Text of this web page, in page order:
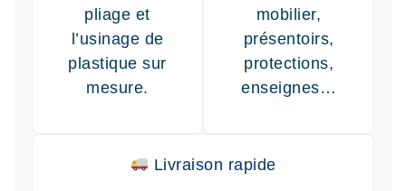
pliage et
l’usinage de
plastique sur
mesure.
mobilier,
présentoirs,
protections,
enseignes…
Livraison rapide